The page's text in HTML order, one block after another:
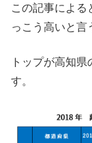
この記事による
っこう高いと言
トップが高知
す。